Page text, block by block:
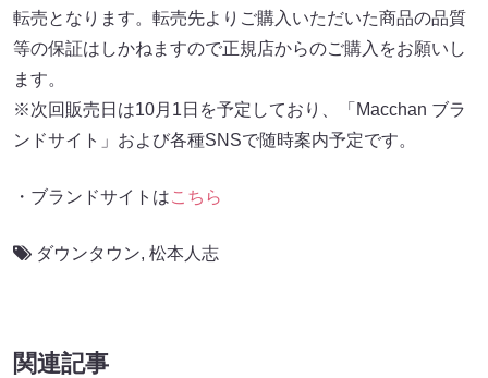
転売となります。転売先よりご購入いただいた商品の品質
等の保証はしかねますので正規店からのご購入をお願いし
ます。
※次回販売日は10月1日を予定しており、「Macchan ブラ
ンドサイト」および各種SNSで随時案内予定です。
・ブランドサイトはこちら
ダウンタウン, 松本人志
関連記事